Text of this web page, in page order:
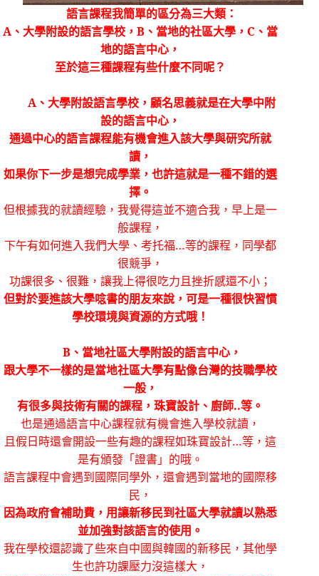
語言課程我簡單的區分為三大類：
A 、大學附設的語言學校，B 、當地的社區大學， C 、當
地的語言中心，
至於這三種課程有些什麼不同呢？
A 、大學附設語言學校，顧名思義就是在大學中附
設的語言中心，
通過中心的語言課程能有機會進入該大學與研究所就
讀，
如果你下一步是想完成學業，也許這就是一種不錯的選
擇。
但根據我的就讀經驗，我覺得這並不適合我，早上是一
般課程，
下午有如何進入我們大學、考托福…等的課程，同學都
很競爭，
功課很多、很難，讓我上得很吃力且挫折感還不小；
但對於要進該大學唸書的朋友來說，可是一種很快習慣
學校環境與資源的方式哦！
B、當地社區大學附設的語言中心，
跟大學不一樣的是當地社區大學有點像台灣的技職學校
一般，
有很多與技術有關的課程，珠寶設計、廚師..等。
也是通過語言中心課程就有機會進入學校就讀，
且假日時還會開設一些有趣的課程如珠寶設計…等，這
是有頒發「證書」的哦。
語言課程中會遇到國際同學外，還會遇到當地的國際移
民，
因為政府會補助費，用讓新移民到社區大學就讀以熟悉
並加強對該語言的使用。
我在學校還認識了些來自中國與韓國的新移民，其他學
生也許功課壓力沒這樣大，